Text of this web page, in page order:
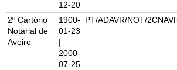
12-20
2º Cartório
Notarial de
Aveiro
1900-
01-23
|
2000-
07-25
PT/ADAVR/NOT/